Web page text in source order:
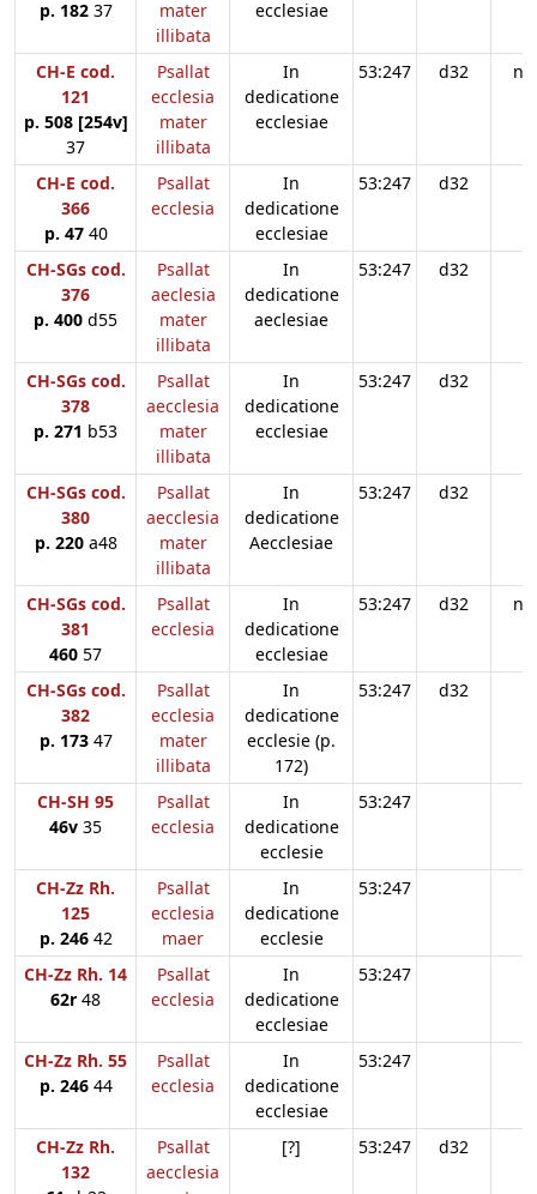
p. 18237
mater
illibata
ecclesiae
CH-E cod.
121
p. 508 [254v]
37
Psallat
ecclesia
mater
illibata
In
dedicatione
ecclesiae
53:247 d32
CH-E cod.
366
p. 4740
Psallat
ecclesia
In
dedicatione
ecclesiae
53:247 d32
CH-SGs cod.
376
p. 400 d55
Psallat
aeclesia
mater
illibata
In
dedicatione
aeclesiae
53:247 d32
CH-SGs cod.
378
p. 271 b53
Psallat
aecclesia
mater
illibata
In
dedicatione
ecclesiae
53:247 d32
CH-SGs cod.
380
p. 220a48
Psallat
aecclesia
mater
illibata
In
dedicatione
Aecclesiae
53:247 d32
CH-SGs cod.
381
460 57
Psallat
ecclesia
In
dedicatione
ecclesiae
53:247 d32
CH-SGs cod.
382
p. 17347
Psallat
ecclesia
mater
illibata
In
dedicatione
ecclesie (p.
172)
53:247 d32
CH-SH 95
46v 35
Psallat
ecclesia
In
dedicatione
ecclesie
53:247
CH-Zz Rh.
125
p. 24642
Psallat
ecclesia
maer
In
dedicatione
ecclesie
53:247
CH-Zz Rh. 14
62r 48
Psallat
ecclesia
In
dedicatione
ecclesiae
53:247
CH-Zz Rh. 55
p. 24644
Psallat
ecclesia
In
dedicatione
ecclesiae
53:247
CH-Zz Rh.
132
Psallat
aecclesia
[?] 53:247 d32